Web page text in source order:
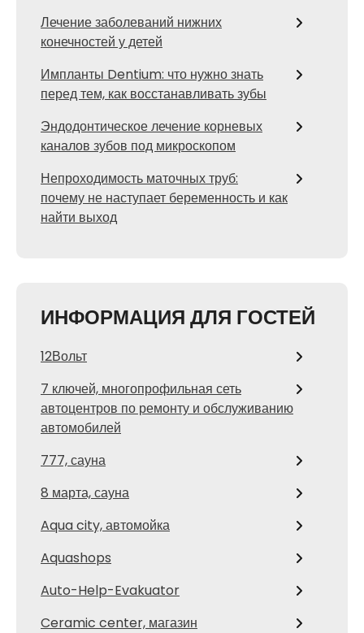
Лечение заболеваний нижних
конечностей у детей
Импланты Dentium: что нужно знать
перед тем, как восстанавливать зубы
Эндодонтическое лечение корневых
каналов зубов под микроскопом
Непроходимость маточных труб:
почему не наступает беременность и как
найти выход
ИНФОРМАЦИЯ ДЛЯ ГОСТЕЙ
12Вольт
7 ключей, многопрофильная сеть
автоцентров по ремонту и обслуживанию
автомобилей
777, сауна
8 марта, сауна
Aqua city, автомойка
Aquashops
Auto-Help-Evakuator
Ceramic center, магазин